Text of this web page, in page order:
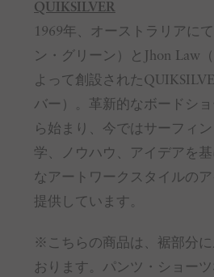
QUIKSILVER
1969年、オーストラリアに
ン・グリーン）とJhon Law
よって創設された
バー）。革新的なボードシ
ら始まり、今ではサーフィ
学、ノウハウ、アイデアを
なアートワークスタイルの
提供しています。
※こちらの商品は、裾部分に
おります。パンツ・ショー